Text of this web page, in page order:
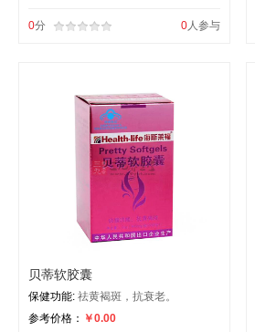
0人参与
0分
贝蒂软胶囊
保健功能: 祛黄褐斑，抗衰老。
参考价格： ￥0.00